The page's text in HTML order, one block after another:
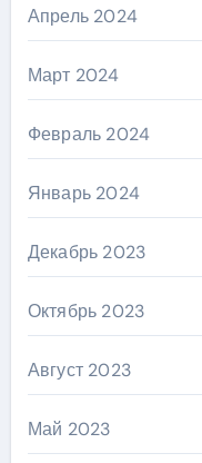
Апрель 2024
Март 2024
Февраль 2024
Январь 2024
Декабрь 2023
Октябрь 2023
Август 2023
Май 2023